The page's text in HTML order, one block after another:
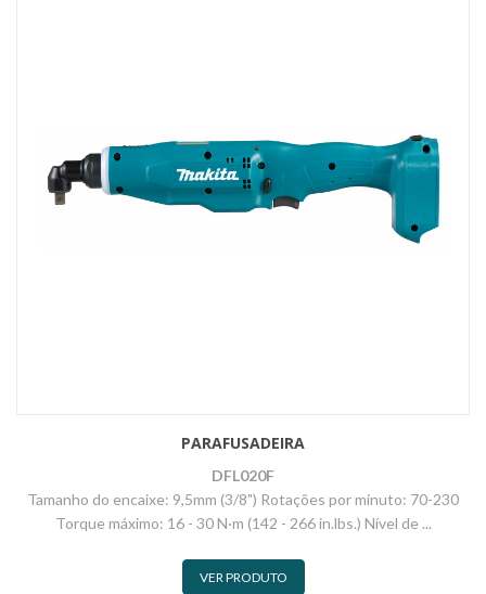
PARAFUSADEIRA
DFL020F
Tamanho do encaixe: 9,5mm (3/8") Rotações por minuto: 70-230
Torque máximo: 16 - 30 N·m (142 - 266 in.lbs.) Nível de ...
VER PRODUTO